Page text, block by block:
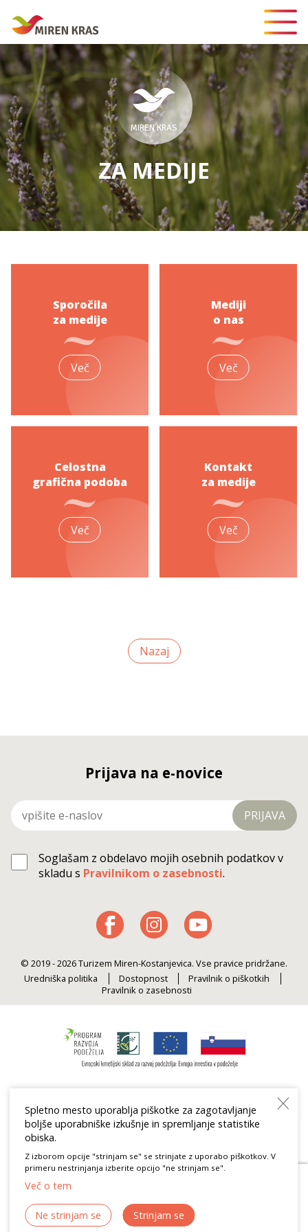
MIREN KRAS
ZA MEDIJE
Sporočila
za medije
Več
Mediji
o nas
Več
Celostna
grafična podoba
Več
Kontakt
za medije
Več
Nazaj
Prijava na e-novice
PRIJAVA
Soglašam z obdelavo mojih osebnih podatkov v
skladu s Pravilnikom o zasebnosti.
© 2019 - 2026 Turizem Miren-Kostanjevica. Vse pravice pridržane.
Uredniška politika
Dostopnost
Pravilnik o piškotkih
Pravilnik o zasebnosti
Spletno mesto uporablja piškotke za zagotavljanje
boljše uporabniške izkušnje in spremljanje statistike
obiska.
Z izborom opcije "strinjam se" se strinjate z uporabo piškotkov. V
primeru nestrinjanja izberite opcijo "ne strinjam se".
Več o tem
Ne strinjam se Strinjam se
Povabilo k izpolnitvi ankete
Zaupajte nam oceno vaše izkušnje in osvojite
nagrado.